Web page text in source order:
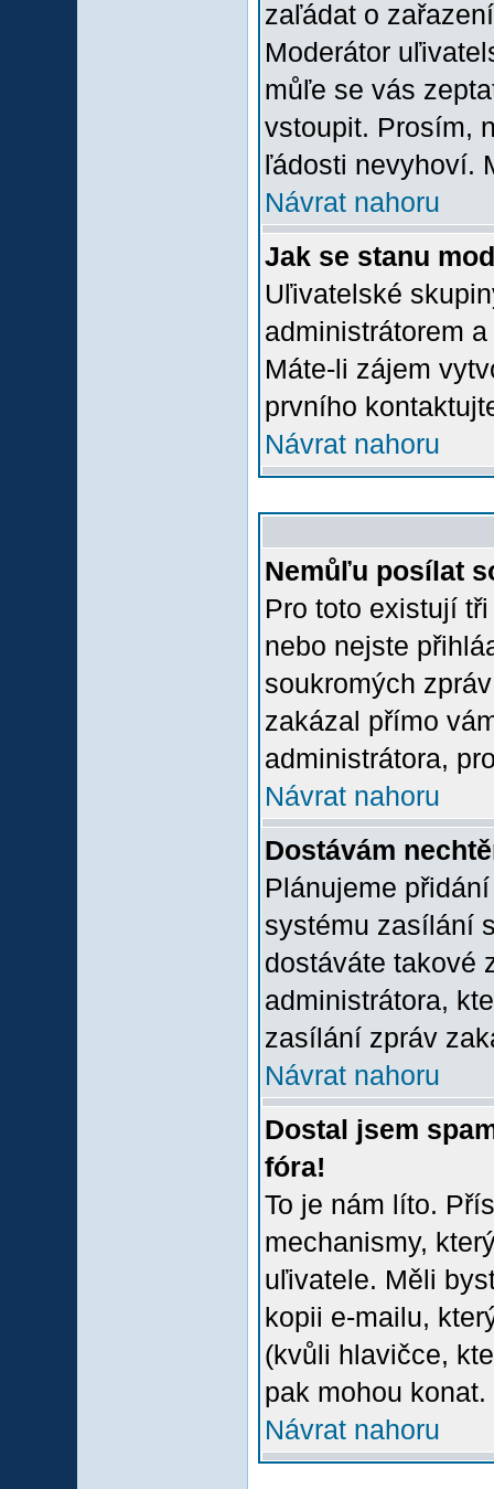
zaľádat o
Moderátor
můľe se vás
vstoupit. Prosím,
ľádosti nevyhoví.
Návrat nahoru
Jak se stanu
Uľivatelské
administrátorem
Máte-li zájem
prvního
Návrat nahoru
Nemůľu posílat
Pro toto existují
nebo nejste
soukromých
zakázal přímo
administrátora,
Návrat nahoru
Dostávám
Plánujeme
systému zasílání
dostáváte takové
administrátora,
zasílání zpráv
Návrat nahoru
Dostal jsem
fóra!
To je nám líto.
mechanismy,
uľivatele. Měli
kopii e-mailu,
(kvůli hlavičce,
pak mohou konat.
Návrat nahoru